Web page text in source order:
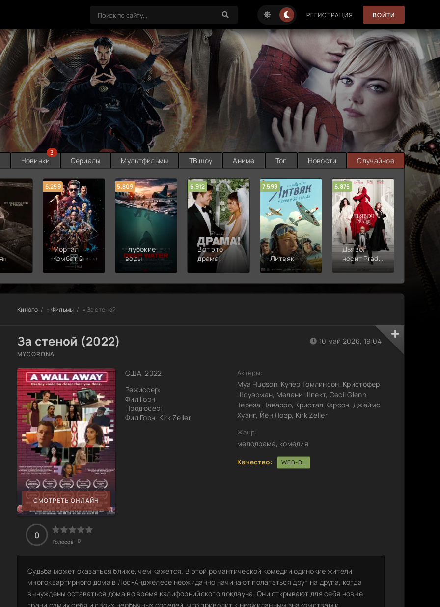
РЕГИСТРАЦИЯ ВОЙТИ
Новинки
3
Сериалы Мультфильмы ТВ шоу Аниме Топ Новости Случайное
6.259
Мортал
Комбат 2
5.809
Глубокие
воды
6.912
Вот это
драма!
7.599
Литвяк
6.875
Дьявол
носит Prada
2
6.314
Киного » Фильмы » За стеной
За стеной (2022)
MYCORONA
СМОТРЕТЬ ОНЛАЙН
США, 2022,
Режиссер:
Фил Горн
Продюсер:
Фил Горн, Kirk Zeller
10 май 2026, 19:04
Актеры:
Mya Hudson, Купер Томлинсон, Кристофер
Шоуэрман, Мелани Шпект, Cecil Glenn,
Тереза Наварро, Кристал Карсон, Джеймс
Хуанг, Йен Лоэр, Kirk Zeller
Жанр:
мелодрама, комедия
Качество:
WEB-DL
0
Голосов: 0
Судьба может оказаться ближе, чем кажется. В этой романтической комедии одинокие жители
многоквартирного дома в Лос-Анджелесе неожиданно начинают полагаться друг на друга, когда
вынуждены оставаться дома во время калифорнийского локдауна. Они открывают для себя новые
грани самих себя и своих необычных соседей, что приводит к неожиданным знакомствам и